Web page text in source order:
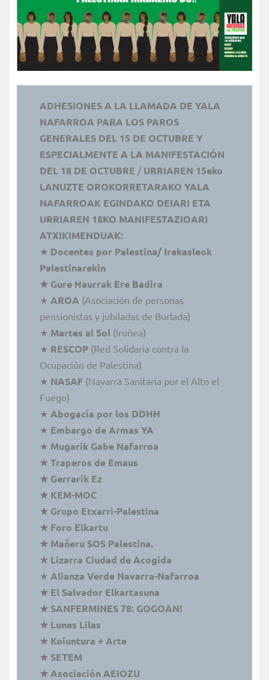
ADHESIONES A LA LLAMADA DE YALA
NAFARROA PARA LOS PAROS
GENERALES DEL 15 DE OCTUBRE Y
ESPECIALMENTE A LA MANIFESTACIÓN
DEL 18 DE OCTUBRE /URRIAREN 15eko
LANUZTE OROKORRETARAKO YALA
NAFARROAK EGINDAKO DEIARI ETA
URRIAREN 18KO MANIFESTAZIOARI
ATXIKIMENDUAK:
★ Docentes por Palestina/ Irakasleok
Palestinarekin
★ Gure Haurrak Ere Badira
★ AROA (Asociación de personas
pensionistas y jubiladas de Burlada)
★ Martes al Sol (Iruñea)
★ RESCOP (Red Solidaria contra la
Ocupación de Palestina)
★ NASAF (Navarra Sanitaria por el Alto el
Fuego)
★ Abogacía por los DDHH
★ Embargo de Armas YA
★ Mugarik Gabe Nafarroa
★ Traperos de Emaus
★ Gerrarik Ez
★ KEM-MOC
★ Grupo Etxarri-Palestina
★ Foro Elkartu
★ Mañeru SOS Palestina.
★ Lizarra Ciudad de Acogida
★ Alianza Verde Navarra-Nafarroa
★ El Salvador Elkartasuna
★ SANFERMINES 78: GOGOAN!
★ Lunes Lilas
★ Koiuntura + Arte
★ SETEM
★ Asociación AEIOZU